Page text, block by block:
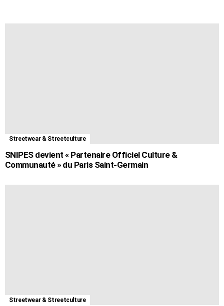
Streetwear & Streetculture
SNIPES devient « Partenaire Officiel Culture &
Communauté » du Paris Saint-Germain
Streetwear & Streetculture